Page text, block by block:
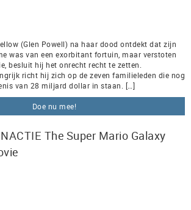
(Glen Powell) na haar dood ontdekt dat zijn
was van een exorbitant fortuin, maar verstoten
besluit hij het onrecht recht te zetten.
richt hij zich op de zeven familieleden die nog
van 28 miljard dollar in staan. […]
Doe nu mee!
The Super Mario Galaxy